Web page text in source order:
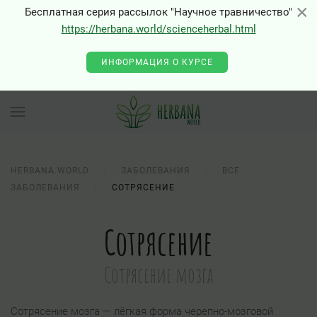
×
Бесплатная серия рассылок "Научное травничество"
https://herbana.world/scienceherbal.html
ИНФОРМАЦИЯ О КУРСЕ
HERBANA.WORLD ЗАБОЛЕВАНИЯ
ВСЕ
ЗАБОЛЕВАНИЯ
СОТРЯСЕНИЕ
Сотрясение
Сотрясение мозга
Сотрясение мозга — лёгкая форма черепно-мозговой
×
0 - Class "Joomla\Input\Json" not found